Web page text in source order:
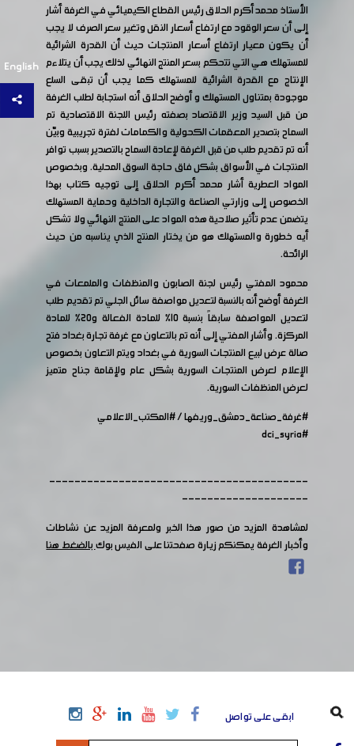
English
الأستاذ محمد أكرم الحلاق رئيس القطاع الكيميائي في الغرفة أشار
إلى أن سعر الوقود مع ارتفاع أسعار النقل وتغير سعر الصرف لا يجب
أن يكون معيار ارتفاع أسعار المنتجات حيث أن القدرة الشرائية
للمستهلك هي التي تتحكم بسعر المنتج النهائي لذلك يجب أن يتلاءم
الإنتاج مع القدرة الشرائية للمستهلك كما يجب أن تبقى السلع
موجودة بمتناول المستهلك و أوضح الحلاق أنه استجابة لطلب الغرفة
من قبل السيد وزير الاقتصاد بصفته رئيس اللجنة الاقتصادية تم
السماح بتصدير المعقمات الكحولية والكمامات لفترة تجريبية وبيّن
أنه تم تقديم طلب من قبل الغرفة لإعادة السماح بالتصدير بسبب توافر
المنتجات في الأسواق بشكل فاق حاجة السوق المحلية. وبخصوص
المواد العطرية أشار محمد أكرم الحلاق إلى توجيه كتاب بهذا
الخصوص إلى وزارتي الصناعة والتجارة الداخلية وحماية المستهلك
يتضمن عدم تأثير صلاحية هذه المواد على المنتج النهائي ولا تشكل
أيه خطورة والمستهلك هو من يختار المنتج الذي يناسبه من حيث
الرائحة.
محمود المفتي رئيس لجنة الصابون والمنظفات والملمعات في
الغرفة أوضح أنه بالنسبة لتعديل مواصفة سائل الجلي تم تقديم طلب
لتعديل المواصفة سابقاً بنسبة 10% للمادة الفعالة و20% للمادة
المركزة. وأشار المفتي إلى أنه تم بالتعاون مع غرفة تجارة بغداد فتح
صالة عرض لبيع المنتجات السورية في بغداد ويتم التعاون بخصوص
الإعلام لعرض المنتجات السورية بشكل عام ولإقامة جناح متميز
لعرض المنظفات السورية.
#غرفة_صناعة_دمشق_وريفها/#المكتب_الاعلامي
#dci_syria
-----------------------------------------
--------------------
لمشاهدة المزيد من صور هذا الخبر ولمعرفة المزيد عن نشاطات
وأخبار الغرفة يمكنكم زيارة صفحتنا على الفيس بوكبالضغط هنا
ابقى على تواصل